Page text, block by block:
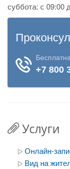
суббота: с 09:00
Услуги
Онлайн-
Вид на